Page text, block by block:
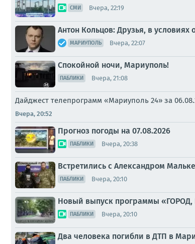
СМИ Вчера, 22:19
Антон Кольцов: Друзья, в
МАРИУПОЛЬ Вчера, 22:07
Спокойной ночи, Мариуполь!
ПАБЛИКИ Вчера, 21:08
Дайджест телепрограмм «Мариуполь 24» за
Вчера, 20:52
Прогноз погоды на 07.08.2026
ПАБЛИКИ Вчера, 20:38
Встретились с Александром
ПАБЛИКИ Вчера, 20:10
Новый выпуск программы
ПАБЛИКИ Вчера, 20:10
Два человека погибли в ДТП в